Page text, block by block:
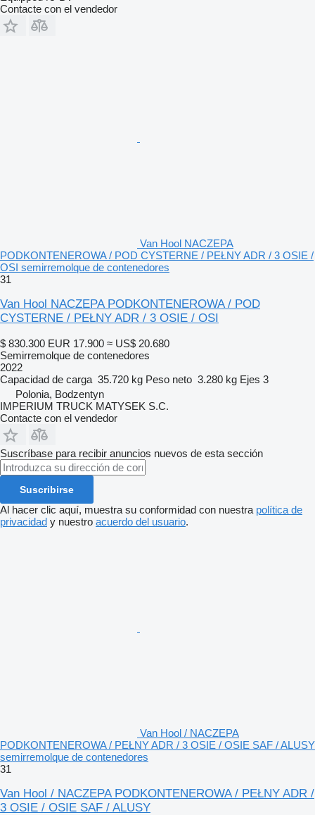
Contacte con el vendedor
Van Hool NACZEPA
PODKONTENEROWA / POD CYSTERNE / PEŁNY ADR / 3 OSIE /
OSI semirremolque de contenedores
31
Van Hool NACZEPA PODKONTENEROWA / POD
CYSTERNE / PEŁNY ADR / 3 OSIE / OSI
$ 830.300 EUR 17.900 ≈ US$ 20.680
Semirremolque de contenedores
2022
Capacidad de carga 35.720 kg Peso neto 3.280 kg Ejes 3
Polonia, Bodzentyn
IMPERIUM TRUCK MATYSEK S.C.
Contacte con el vendedor
Suscríbase para recibir anuncios nuevos de esta sección
Suscribirse
Al hacer clic aquí, muestra su conformidad con nuestra política de
privacidad y nuestro acuerdo del usuario.
Van Hool / NACZEPA
PODKONTENEROWA / PEŁNY ADR / 3 OSIE / OSIE SAF / ALUSY
semirremolque de contenedores
31
Van Hool / NACZEPA PODKONTENEROWA / PEŁNY ADR /
3 OSIE / OSIE SAF / ALUSY